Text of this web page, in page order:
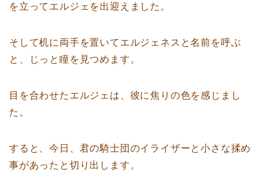
を立ってエルジェを出迎えました。
そして机に両手を置いてエルジェネスと名前を呼ぶ
と、じっと瞳を見つめます。
目を合わせたエルジェは、彼に焦りの色を感じまし
た。
すると、今日、君の騎士団のイライザーと小さな揉め
事があったと切り出します。